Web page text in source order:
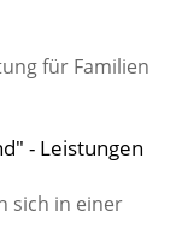
für Familien
- Leistungen
sich in einer